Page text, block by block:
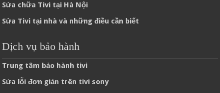
Sửa chữa Tivi tại Hà Nội
Sửa Tivi tại nhà và những điều cần biết
Dịch vụ bảo hành
Trung tâm bảo hành tivi
Sửa lỗi đơn giản trên tivi sony